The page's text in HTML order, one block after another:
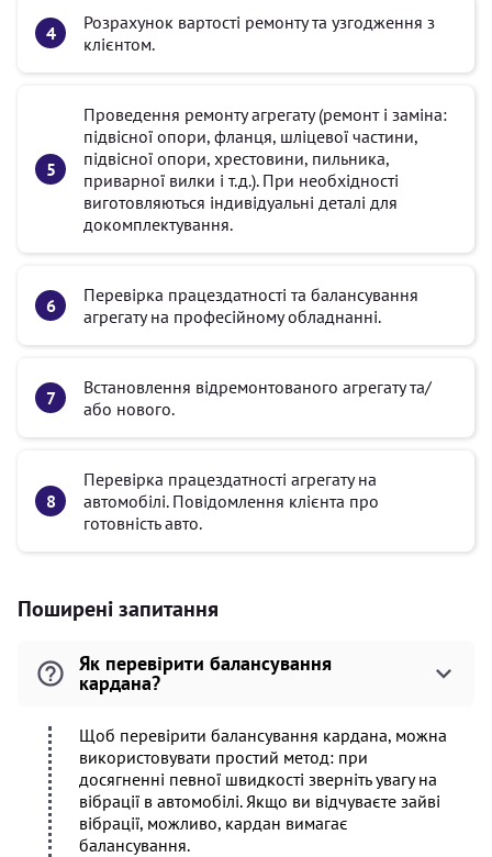
Розрахунок вартості ремонту та узгодження з
клієнтом.
Проведення ремонту агрегату (ремонт і заміна:
підвісної опори, фланця, шліцевої частини,
підвісної опори, хрестовини, пильника,
приварної вилки і т.д.). При необхідності
виготовляються індивідуальні деталі для
докомплектування.
Перевірка працездатності та балансування
агрегату на професійному обладнанні.
Встановлення відремонтованого агрегату та/
або нового.
Перевірка працездатності агрегату на
автомобілі. Повідомлення клієнта про
готовність авто.
Поширені запитання
Як перевірити балансування
кардана?
Щоб перевірити балансування кардана, можна
використовувати простий метод: при
досягненні певної швидкості зверніть увагу на
вібрації в автомобілі. Якщо ви відчуваєте зайві
вібрації, можливо, кардан вимагає
балансування.